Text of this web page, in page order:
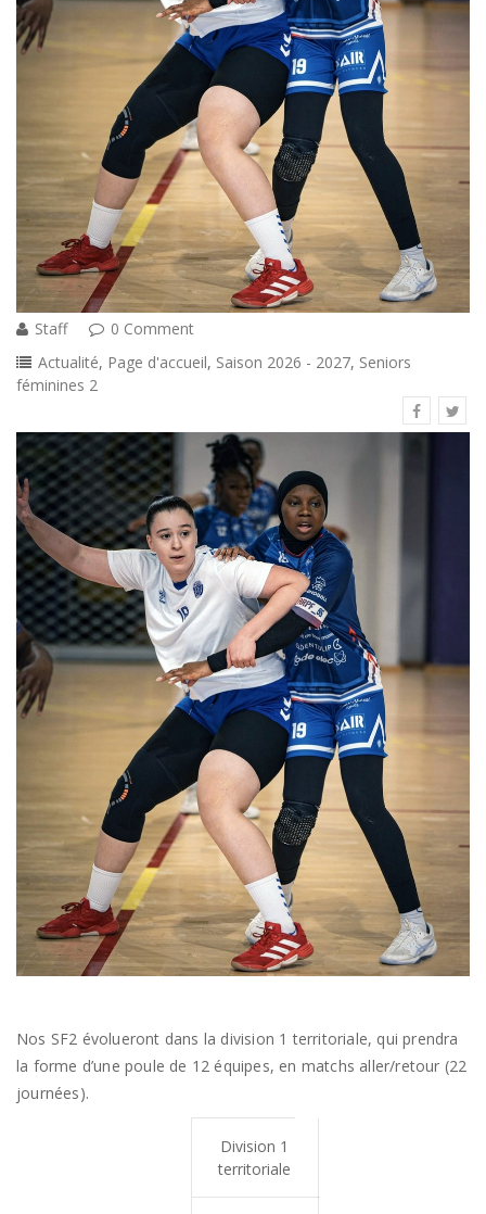
Staff
0 Comment
Actualité, Page d'accueil, Saison 2026 - 2027, Seniors
féminines 2
Nos SF2 évolueront dans la division 1 territoriale, qui prendra
la forme d’une poule de 12 équipes, en matchs aller/retour (22
journées).
Division 1
territoriale